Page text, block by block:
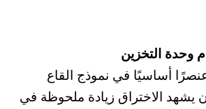
أساسيًا في نموذج القاع
يشهد الاختراق زيادة ملحوظة في